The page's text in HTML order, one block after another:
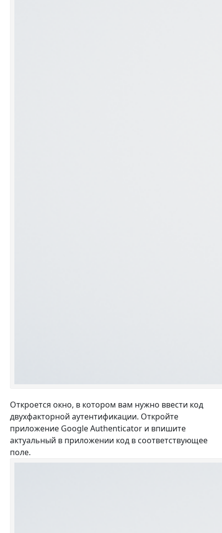
Откроется окно, в котором вам нужно ввести код
двухфакторной аутентификации. Откройте
приложение Google Authenticator и впишите
актуальный в приложении код в соответствующее
поле.